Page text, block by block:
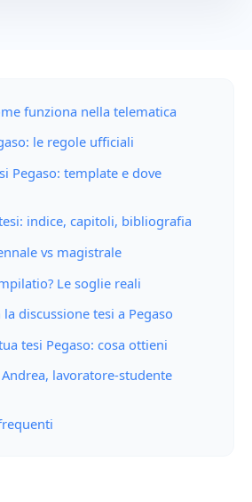
funziona nella telematica
le regole ufficiali
Pegaso: template e dove
indice, capitoli, bibliografia
vs magistrale
Le soglie reali
discussione tesi a Pegaso
tesi Pegaso: cosa ottieni
lavoratore-studente